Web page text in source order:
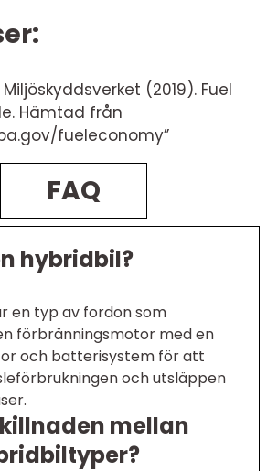
(2019). Fuel
Hämtad från
fueleconomy”
FAQ
hybridbil?
en typ av fordon som
förbränningsmotor med en
och batterisystem för att
och utsläppen
mellan